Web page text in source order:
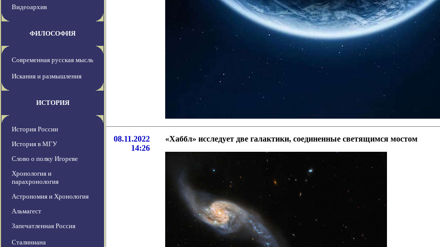
Видеоархив
ФИЛОСОФИЯ
Современная русская мысль
Искания и размышления
ИСТОРИЯ
История России
История в МГУ
Слово о полку Игореве
Хронология и
парахронология
Астрономия и Хронология
Альмагест
Запечатленная Россия
Сталиниана
08.11.2022
14:26
«Хаббл» исследует две галактики, соединенные светящимся мостом